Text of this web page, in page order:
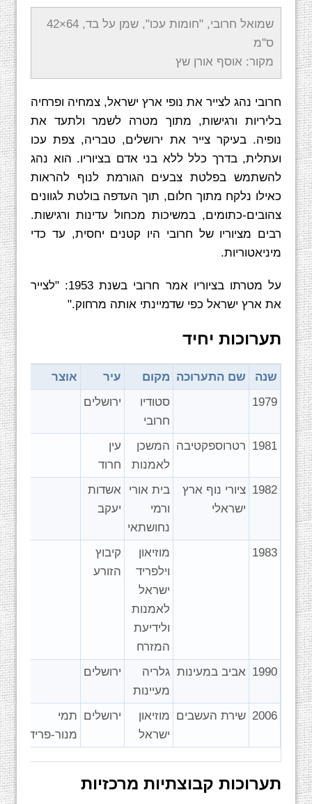
שמואל חרובי, "חומות עכו", שמן על בד, 64×42
ס"מ
מקור: אוסף אורן שץ
חרובי נהג לצייר את נופי ארץ ישראל, צמחיה ופרחיה
בליריות ורגישות, מתוך מטרה לשמר ולתעד את
נופיה. בעיקר צייר את ירושלים, טבריה, צפת עכו
ועתלית, בדרך כלל ללא בני אדם בציוריו. הוא נהג
להשתמש בפלטת צבעים הגורמת לנוף להראות
כאילו נלקח מתוך חלום, תוך העדפה בולטת לגוונים
צהובים-כתומים, במשיכות מכחול עדינות ורגישות.
רבים מציוריו של חרובי היו קטנים יחסית, עד כדי
מיניאטוריות.
על מטרתו בציוריו אמר חרובי בשנת 1953: "לצייר
את ארץ ישראל כפי שדמיינתי אותה מרחוק."
תערוכות יחיד
שנה שם התערוכה מקום עיר
אוצר
1979
סטודיו
חרובי
ירושלים
1981 רטרוספקטיבה המשכן
לאמנות
עין
חרוד
1982 ציורי נוף ארץ
ישראלי
בית אורי
ורמי
נחושתאי
אשדות
יעקב
1983
מוזיאון
וילפריד
ישראל
לאמנות
ולידיעת
המזרח
קיבוץ
הזורע
1990 אביב במעינות גלריה
מעיינות
ירושלים
2006 שירת העשבים מוזיאון
ישראל
ירושלים תמי
מנור-פרידמן
תערוכות קבוצתיות מרכזיות